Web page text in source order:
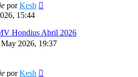
porKesh
15:44
Hondius Abril 2026
May 2026, 19:37
porKesh